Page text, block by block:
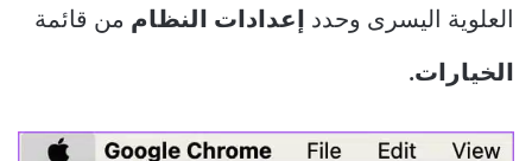
العلوية اليسرى وحدد إعدادات النظام من قائمة
الخيارات.